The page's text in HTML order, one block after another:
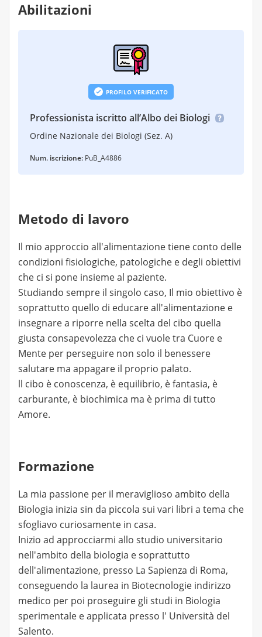
Abilitazioni
PROFILO VERIFICATO
Professionista iscritto all’Albo dei Biologi
Ordine Nazionale dei Biologi (Sez. A)
Num. iscrizione: PuB_A4886
Metodo di lavoro
Il mio approccio all'alimentazione tiene conto delle
condizioni fisiologiche, patologiche e degli obiettivi
che ci si pone insieme al paziente.
Studiando sempre il singolo caso, Il mio obiettivo è
soprattutto quello di educare all'alimentazione e
insegnare a riporre nella scelta del cibo quella
giusta consapevolezza che ci vuole tra Cuore e
Mente per perseguire non solo il benessere
salutare ma appagare il proprio palato.
ll cibo è conoscenza, è equilibrio, è fantasia, è
carburante, è biochimica ma è prima di tutto
Amore.
Formazione
La mia passione per il meraviglioso ambito della
Biologia inizia sin da piccola sui vari libri a tema che
sfogliavo curiosamente in casa.
Inizio ad approcciarmi allo studio universitario
nell'ambito della biologia e soprattutto
dell'alimentazione, presso La Sapienza di Roma,
conseguendo la laurea in Biotecnologie indirizzo
medico per poi proseguire gli studi in Biologia
sperimentale e applicata presso l' Università del
Salento.